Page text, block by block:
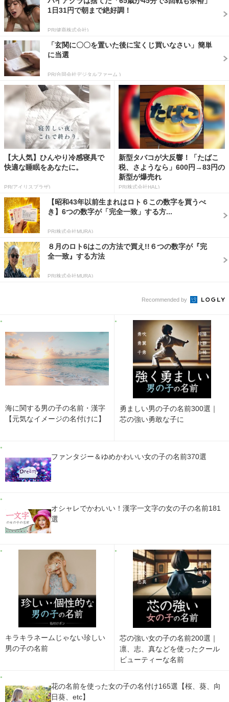
1日31円で朝まで絶好調！
PR(健商株式会社)
「玄関に〇〇を置いた後に宝くじ買いなさい」簡単
に当選
PR(合同会社デジタルファーム )
【大人気】ひんやり冷感寝具で
快適な睡眠をあなたに。
PR(アイリスプラザ)
新型タバコが大反響！「たばこ
税、さようなら」600円→83円の
新型が爆売れ
PR(株式会社HAL)
【昭和43年以前生まれはロト６この数字を買うべ
き】6つの数字が「完全一致」する方...
PR(株式会社MURA)
８月のロト6はこの方法で買え!!６つの数字が『完
全一致』する方法
PR(株式会社MURA)
Recommended by
海に関する男の子の名前・漢字
【元気なイメージの名付けに】
勇ましい男の子の名前300選｜
芯の強い勇敢な子に
ファンタジー＆ゆめかわいい女の子の名前370選
オシャレでかわいい！漢字一文字の女の子の名前181
選
キラキラネームじゃない珍しい
男の子の名前
芯の強い女の子の名前200選｜
凛、志、真などを使ったクール
ビューティーな名前
花の名前を使った女の子の名付け165選【桜、葵、向
日葵、etc】